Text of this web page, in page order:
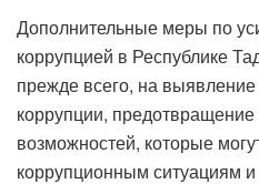
Дополнительные меры по
коррупцией в Республике
прежде всего, на
коррупции,
возможностей, которые
коррупционным ситуациям